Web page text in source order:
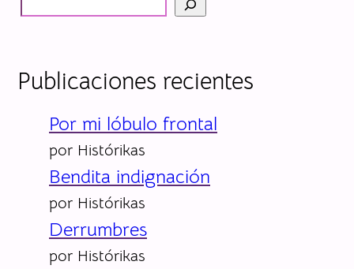
q
Publicaciones recientes
Por mi lóbulo frontal
por Histórikas
Bendita indignación
por Histórikas
Derrumbres
por Histórikas